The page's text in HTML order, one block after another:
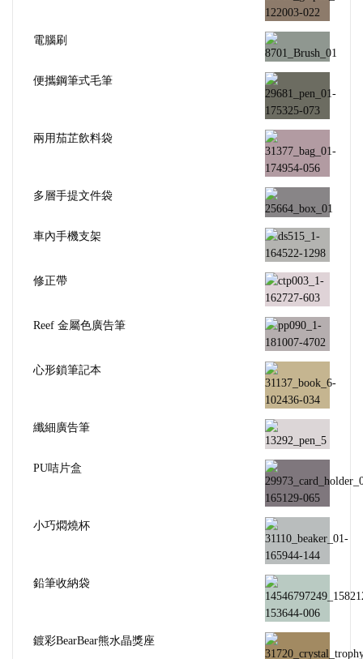
電腦刷
便攜鋼筆式毛筆
兩用茄芷飲料袋
多層手提文件袋
車內手機支架
修正帶
Reef 金屬色廣告筆
心形鎖筆記本
纖細廣告筆
PU咭片盒
小巧燜燒杯
鉛筆收納袋
鍍彩BearBear熊水晶獎座